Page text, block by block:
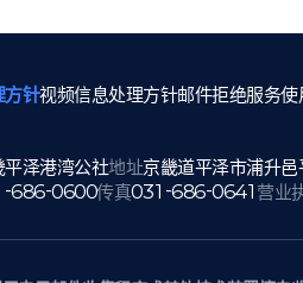
方针视频信息处理方针邮件拒绝服务使
平泽港湾公社地址京畿道平泽市浦升
686-0600传真031-686-0641 营业